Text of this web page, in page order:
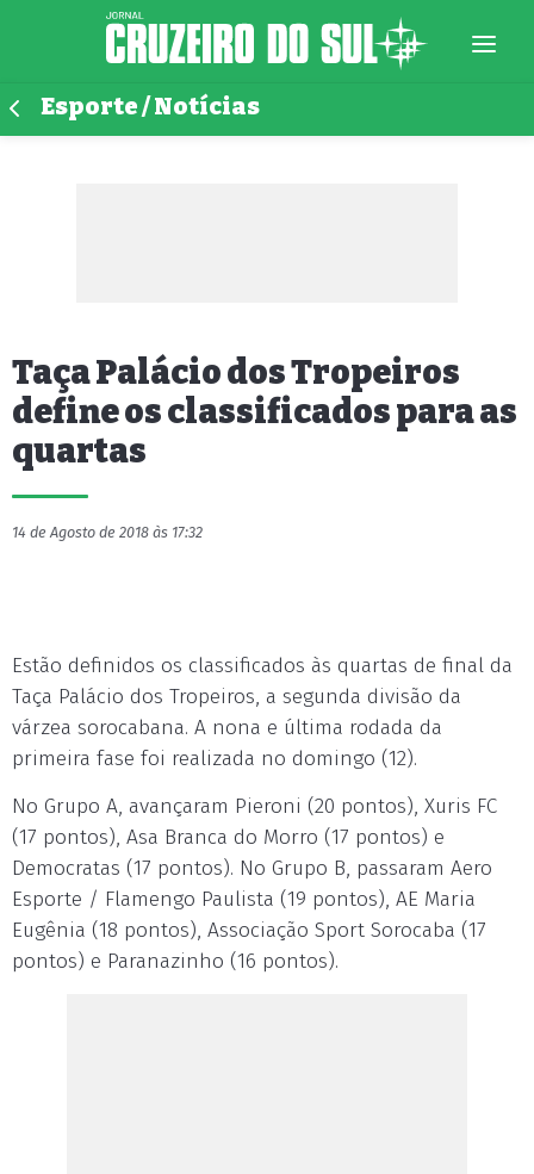
Esporte / Notícias
Taça Palácio dos Tropeiros
define os classificados para as
quartas
14 de Agosto de 2018 às 17:32
Estão definidos os classificados às quartas de final da
Taça Palácio dos Tropeiros, a segunda divisão da
várzea sorocabana. A nona e última rodada da
primeira fase foi realizada no domingo (12).
No Grupo A, avançaram Pieroni (20 pontos), Xuris FC
(17 pontos), Asa Branca do Morro (17 pontos) e
Democratas (17 pontos). No Grupo B, passaram Aero
Esporte / Flamengo Paulista (19 pontos), AE Maria
Eugênia (18 pontos), Associação Sport Sorocaba (17
pontos) e Paranazinho (16 pontos).